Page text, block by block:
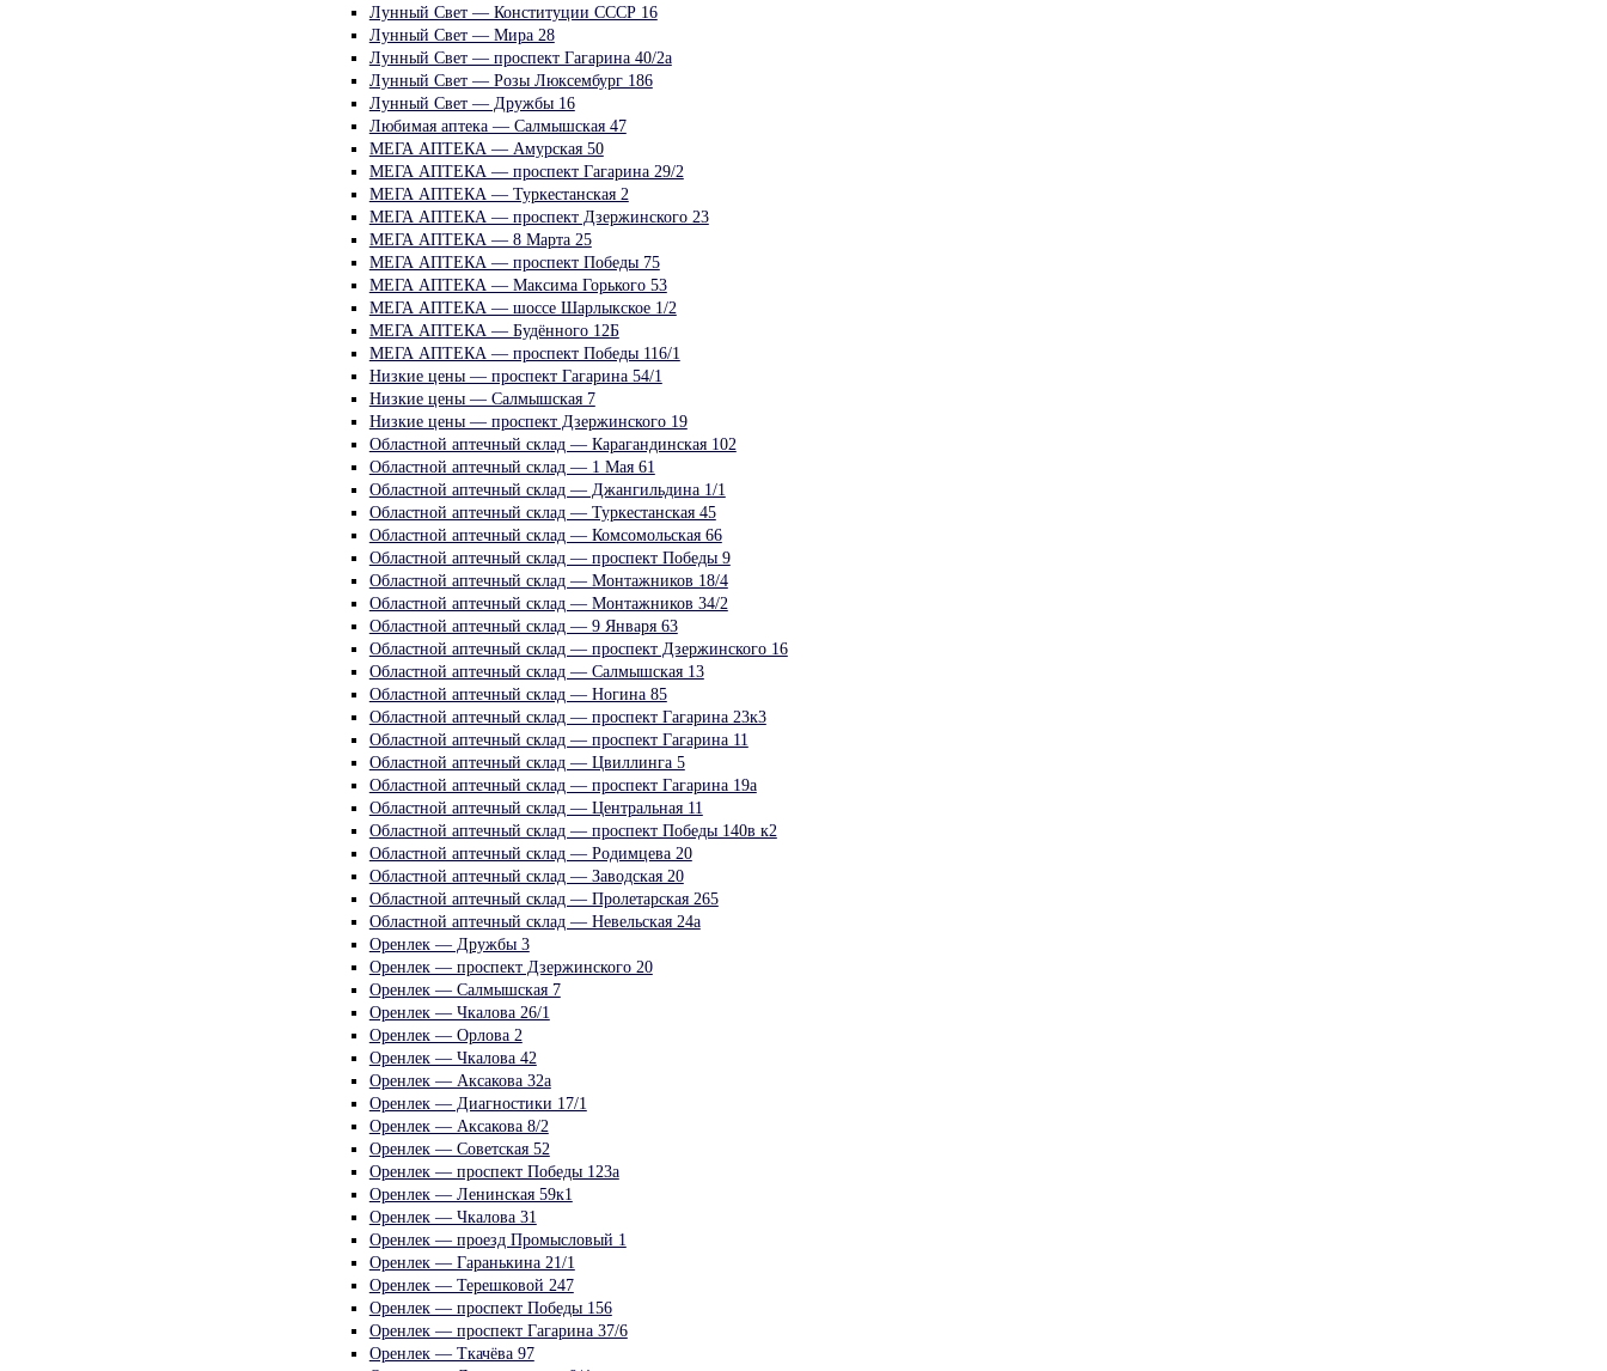
Лунный Свет — Конституции СССР 16
Лунный Свет — Мира 28
Лунный Свет — проспект Гагарина 40/2а
Лунный Свет — Розы Люксембург 186
Лунный Свет — Дружбы 16
Любимая аптека — Салмышская 47
МЕГА АПТЕКА — Амурская 50
МЕГА АПТЕКА — проспект Гагарина 29/2
МЕГА АПТЕКА — Туркестанская 2
МЕГА АПТЕКА — проспект Дзержинского 23
МЕГА АПТЕКА — 8 Марта 25
МЕГА АПТЕКА — проспект Победы 75
МЕГА АПТЕКА — Максима Горького 53
МЕГА АПТЕКА — шоссе Шарлыкское 1/2
МЕГА АПТЕКА — Будённого 12Б
МЕГА АПТЕКА — проспект Победы 116/1
Низкие цены — проспект Гагарина 54/1
Низкие цены — Салмышская 7
Низкие цены — проспект Дзержинского 19
Областной аптечный склад — Карагандинская 102
Областной аптечный склад — 1 Мая 61
Областной аптечный склад — Джангильдина 1/1
Областной аптечный склад — Туркестанская 45
Областной аптечный склад — Комсомольская 66
Областной аптечный склад — проспект Победы 9
Областной аптечный склад — Монтажников 18/4
Областной аптечный склад — Монтажников 34/2
Областной аптечный склад — 9 Января 63
Областной аптечный склад — проспект Дзержинского 16
Областной аптечный склад — Салмышская 13
Областной аптечный склад — Ногина 85
Областной аптечный склад — проспект Гагарина 23к3
Областной аптечный склад — проспект Гагарина 11
Областной аптечный склад — Цвиллинга 5
Областной аптечный склад — проспект Гагарина 19а
Областной аптечный склад — Центральная 11
Областной аптечный склад — проспект Победы 140в к2
Областной аптечный склад — Родимцева 20
Областной аптечный склад — Заводская 20
Областной аптечный склад — Пролетарская 265
Областной аптечный склад — Невельская 24а
Оренлек — Дружбы 3
Оренлек — проспект Дзержинского 20
Оренлек — Салмышская 7
Оренлек — Чкалова 26/1
Оренлек — Орлова 2
Оренлек — Чкалова 42
Оренлек — Аксакова 32а
Оренлек — Диагностики 17/1
Оренлек — Аксакова 8/2
Оренлек — Советская 52
Оренлек — проспект Победы 123а
Оренлек — Ленинская 59к1
Оренлек — Чкалова 31
Оренлек — проезд Промысловый 1
Оренлек — Гаранькина 21/1
Оренлек — Терешковой 247
Оренлек — проспект Победы 156
Оренлек — проспект Гагарина 37/6
Оренлек — Ткачёва 97